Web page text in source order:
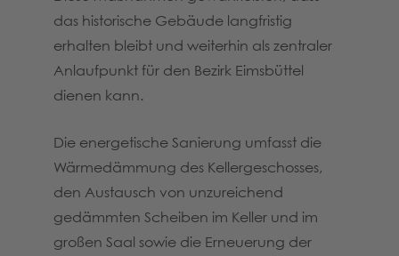
das historische Gebäude langfristig
erhalten bleibt und weiterhin als zentraler
Anlaufpunkt für den Bezirk Eimsbüttel
dienen kann.
Die energetische Sanierung umfasst die
Wärmedämmung des Kellergeschosses,
den Austausch von unzureichend
gedämmten Scheiben im Keller und im
großen Saal sowie die Erneuerung der